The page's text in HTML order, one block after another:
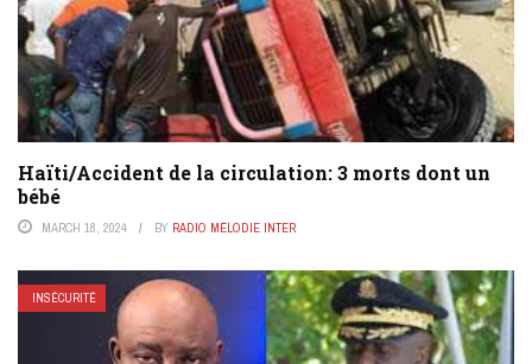
Haïti/Accident de la circulation: 3 morts dont un
bébé
MARCH 18, 2024 BY RADIO MÉLODIE INTER
INSÉCURITÉ